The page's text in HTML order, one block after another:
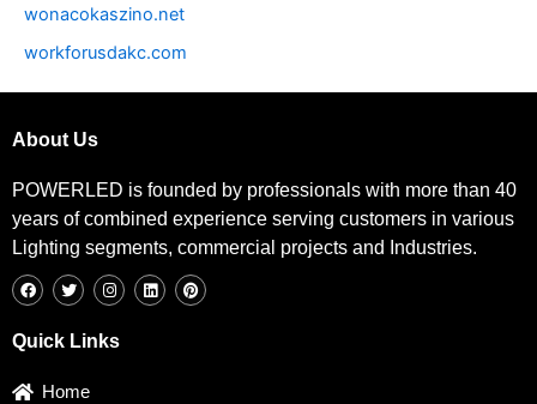
wonacokaszino.net
workforusdakc.com
About Us
POWERLED is founded by professionals with more than 40
years of combined experience serving customers in various
Lighting segments, commercial projects and Industries.
a
c
o
w
i
t
e
n
s
g
i
n
i
n
Quick Links
Home